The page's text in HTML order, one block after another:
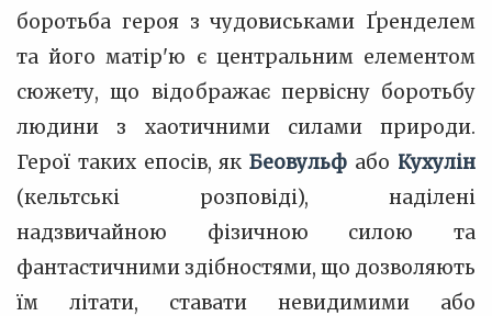
боротьба героя з чудовиськами Ґренделем
та його матір'ю є центральним елементом
сюжету, що відображає первісну боротьбу
людини з хаотичними силами природи.
Герої таких епосів, якБеовульф або Кухулін
(кельтські розповіді), наділені
надзвичайною фізичною силою та
фантастичними здібностями, що дозволяють
їм літати, ставати невидимими або